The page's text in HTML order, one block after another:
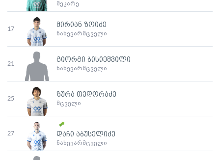
მეკარე
17
მირიან ზოიძე
ნახევარმცველი
21
გიორგი ბისიეშვილი
ნახევარმცველი
25
ზურა თედორაძე
მცველი
27 დაჩი აბუსელიძე
ნახევარმცველი